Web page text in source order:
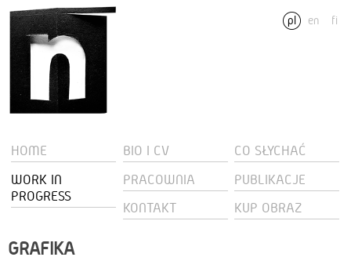
pl en fi
HOME BIO I CV
CO SŁYCHAĆ
WORK IN
PROGRESS
PRACOWNIA
PUBLIKACJE
KONTAKT
KUP OBRAZ
GRAFIKA